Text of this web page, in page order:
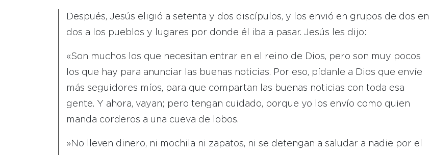
Después, Jesús eligió a setenta y dos discípulos, y los envió en grupos de dos en
dos a los pueblos y lugares por donde él iba a pasar. Jesús les dijo:
«Son muchos los que necesitan entrar en el reino de Dios, pero son muy pocos
los que hay para anunciar las buenas noticias. Por eso, pídanle a Dios que envíe
más seguidores míos, para que compartan las buenas noticias con toda esa
gente. Y ahora, vayan; pero tengan cuidado, porque yo los envío como quien
manda corderos a una cueva de lobos.
»No lleven dinero, ni mochila ni zapatos, ni se detengan a saludar a nadie por el